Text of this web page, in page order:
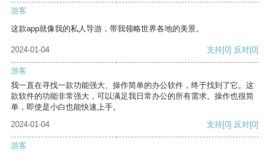
游客
这款app就像我的私人导游，带我领略世界各地的美景。
2024-01-04 支持[0] 反对[0]
游客
我一直在寻找一款功能强大、操作简单的办公软件，终于找到了它。这
款软件的功能非常强大，可以满足我日常办公的所有需求。操作也很简
单，即使是小白也能快速上手。
2024-01-04
支持[0] 反对[0]
游客